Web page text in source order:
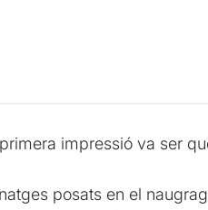
impressió va ser
posats en el